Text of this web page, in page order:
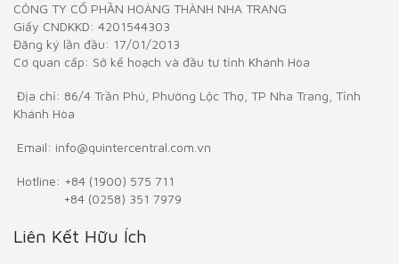
CÔNG TY CỔ PHẦN HOÀNG THÀNH NHA TRANG
Giấy CNDKKD: 4201544303
Đăng ký lần đầu: 17/01/2013
Cơ quan cấp: Sở kế hoạch và đầu tư tỉnh Khánh Hòa
Địa chỉ: 86/4 Trần Phú, Phường Lộc Thọ, TP Nha Trang, Tỉnh
Khánh Hòa
Email: info@quintercentral.com.vn
Hotline: +84 (1900) 575 711
+84 (0258) 351 7979
Liên Kết Hữu Ích